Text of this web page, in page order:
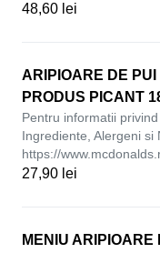
48,60 lei
ARIPIOARE DE PUI
PRODUS PICANT
Pentru informatii privind
Ingrediente, Alergeni si
https://
27,90 lei
MENIU ARIPIOARE